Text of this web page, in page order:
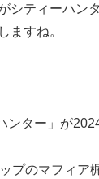
シティーハン
ますね。
ンター」が
プのマフィア